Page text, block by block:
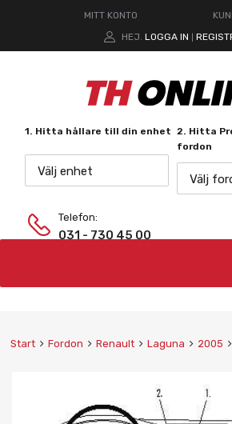
MITT KONTO
HEJ. LOGGA IN
1. Hitta hållare till din enhet
Välj enhet
2. Hitta
fordon
Välj
Telefon:
031 - 730 45 00
Start Fordon Renault Laguna 2005